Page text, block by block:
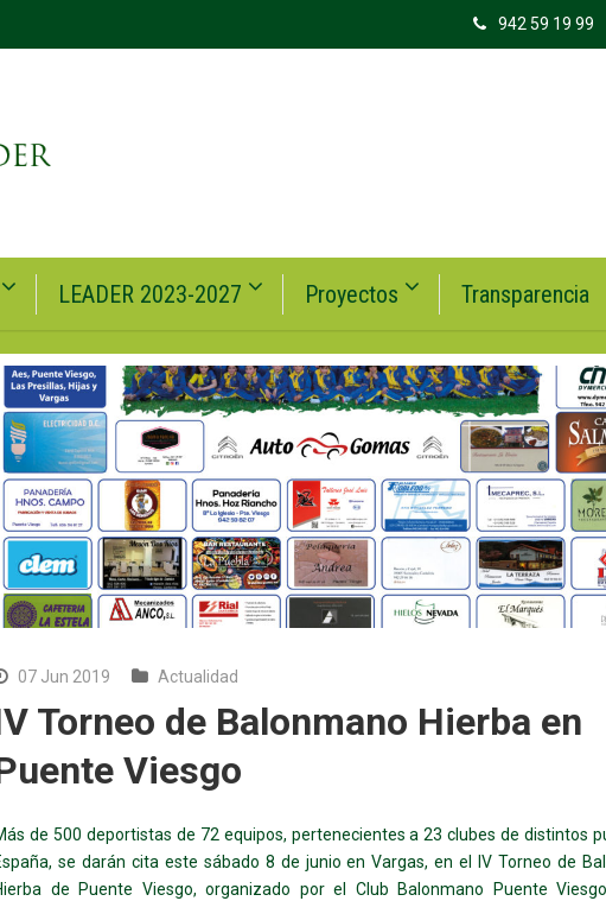
942 59 19 99
LEADER 2023-2027 Proyectos Transparencia
07 Jun 2019 Actualidad
Torneo de Balonmano Hierba en
Viesgo
de 500 deportistas de 72 equipos, pertenecientes a 23 clubes de distintos
se darán cita este sábado 8 de junio en Vargas, en el IV Torneo de
de Puente Viesgo, organizado por el Club Balonmano Puente